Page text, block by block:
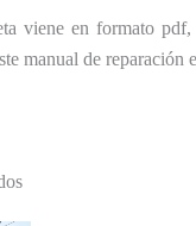
viene en formato
manual de